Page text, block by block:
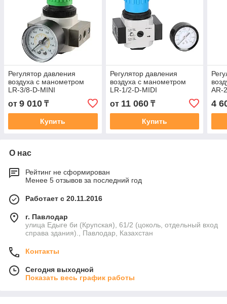
Регулятор давления
воздуха с манометром
LR-3/8-D-MINI
от 9 010 ₸
Купить
Регулятор давления
воздуха с манометром
LR-1/2-D-MIDI
от 11 060₸
Купить
AR-
4
О нас
Рейтинг не сформирован
Менее 5 отзывов за последний год
Работает с 20.11.2016
г. Павлодар
улица Едыге би (Крупская), 61/2 (цоколь, отдельный вход
справа здания)., Павлодар, Казахстан
Контакты
Сегодня выходной
Показать весь график работы